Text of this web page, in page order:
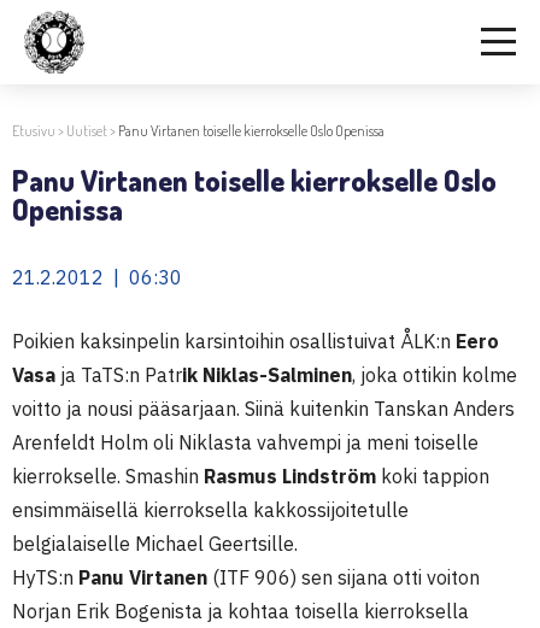
Etusivu > Uutiset> Panu Virtanen toiselle kierrokselle Oslo Openissa
Panu Virtanen toiselle kierrokselle Oslo
Openissa
21.2.2012 | 06:30
Poikien kaksinpelin karsintoihin osallistuivat ÅLK:n Eero
Vasa ja TaTS:n Patrik Niklas-Salminen, joka ottikin kolme
voitto ja nousi pääsarjaan. Siinä kuitenkin Tanskan Anders
Arenfeldt Holm oli Niklasta vahvempi ja meni toiselle
kierrokselle. Smashin Rasmus Lindström koki tappion
ensimmäisellä kierroksella kakkossijoitetulle
belgialaiselle Michael Geertsille.
HyTS:n Panu Virtanen (ITF 906) sen sijana otti voiton
Norjan Erik Bogenista ja kohtaa toisella kierroksella